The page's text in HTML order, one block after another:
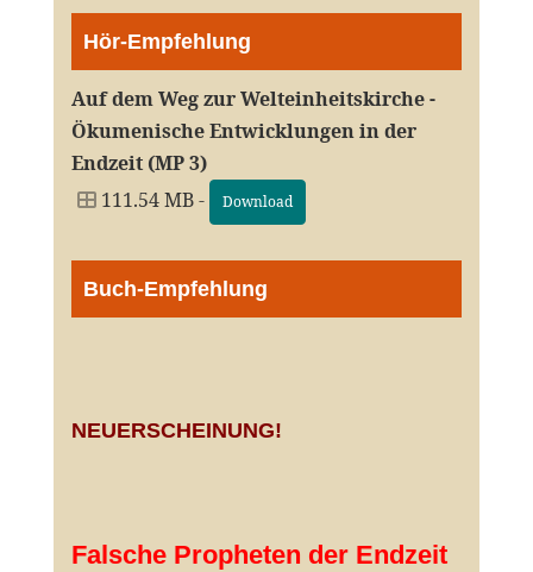
Hör-Empfehlung
Auf dem Weg zur Welteinheitskirche -
Ökumenische Entwicklungen in der
Endzeit (MP 3)
111.54 MB -
Download
Buch-Empfehlung
NEUERSCHEINUNG!
Falsche Propheten der Endzeit